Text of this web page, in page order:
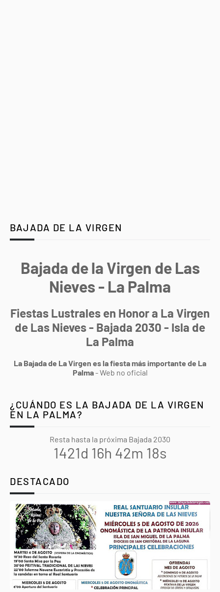
BAJADA DE LA VIRGEN
Bajada de la Virgen de Las
Nieves - La Palma
Fiestas Lustrales en Honor a La Virgen
de Las Nieves - Bajada 2030 - Isla de
La Palma
La Bajada de La Virgen es la fiesta más importante de La
Palma- Web no oficial
¿CUÁNDO ES LA BAJADA DE LA VIRGEN
EN LA PALMA?
Resta hasta la próxima Bajada 2030
1421d 16h 42m 17s
DESTACADO